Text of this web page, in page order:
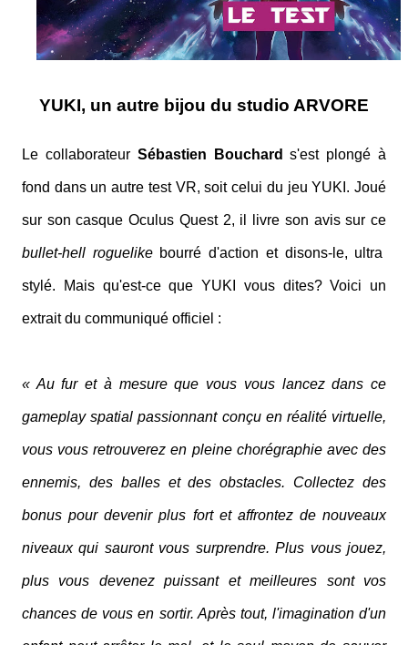
YUKI, un autre bijou du studio ARVORE
Le collaborateurSébastien Bouchard s'est plongé à
fond dans un autre test VR, soit celui du jeu YUKI. Joué
sur son casque Oculus Quest 2, il livre son avis sur ce
bullet-hell roguelike bourré d'action et disons-le, ultra
stylé. Mais qu'est-ce que YUKI vous dites? Voici un
extrait du communiqué officiel :
« Au fur et à mesure que vous vous lancez dans ce
gameplay spatial passionnant conçu en réalité virtuelle,
vous vous retrouverez en pleine chorégraphie avec des
ennemis, des balles et des obstacles. Collectez des
bonus pour devenir plus fort et affrontez de nouveaux
niveaux qui sauront vous surprendre. Plus vous jouez,
plus vous devenez puissant et meilleures sont vos
chances de vous en sortir. Après tout, l'imagination d'un